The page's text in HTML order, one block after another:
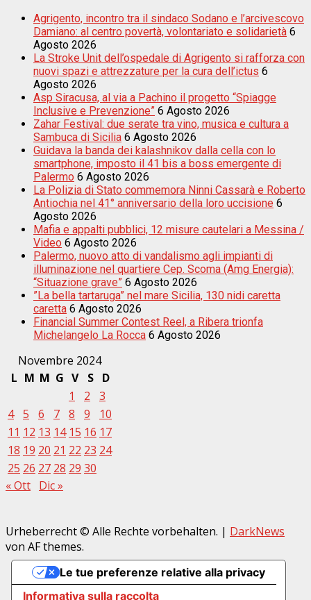
Agrigento, incontro tra il sindaco Sodano e l’arcivescovo
Damiano: al centro povertà, volontariato e solidarietà 6
Agosto 2026
La Stroke Unit dell’ospedale di Agrigento si rafforza con
nuovi spazi e attrezzature per la cura dell’ictus 6
Agosto 2026
Asp Siracusa, al via a Pachino il progetto “Spiagge
Inclusive e Prevenzione” 6 Agosto 2026
Zahar Festival: due serate tra vino, musica e cultura a
Sambuca di Sicilia 6 Agosto 2026
Guidava la banda dei kalashnikov dalla cella con lo
smartphone, imposto il 41 bis a boss emergente di
Palermo 6 Agosto 2026
La Polizia di Stato commemora Ninni Cassarà e Roberto
Antiochia nel 41° anniversario della loro uccisione 6
Agosto 2026
Mafia e appalti pubblici, 12 misure cautelari a Messina /
Video 6 Agosto 2026
Palermo, nuovo atto di vandalismo agli impianti di
illuminazione nel quartiere Cep. Scoma (Amg Energia):
“Situazione grave” 6 Agosto 2026
”La bella tartaruga” nel mare Sicilia, 130 nidi caretta
caretta 6 Agosto 2026
Financial Summer Contest Reel, a Ribera trionfa
Michelangelo La Rocca 6 Agosto 2026
Novembre 2024
L M M G V S
D
1
2
3
4 5 6 7 8 9
10
11 12 13 14 15 16 17
18 19 20 21 22 23 24
25 26 27 28 29 30
« Ott Dic »
Urheberrecht © Alle Rechte vorbehalten. | DarkNews
von AF themes.
Informativa sulla raccolta
Le tue preferenze relative alla privacy